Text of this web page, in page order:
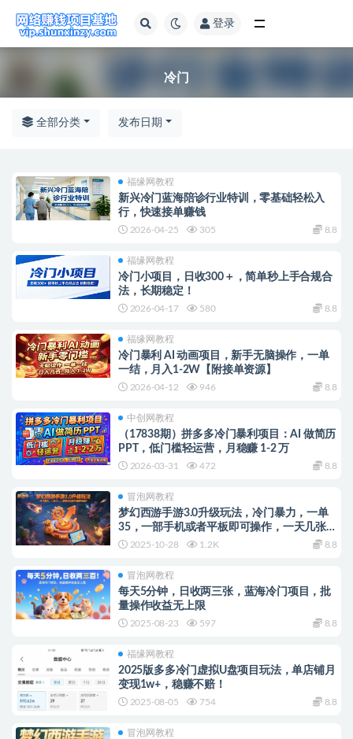
登录
冷门
全部分类 发布日期
福缘网教程
新兴冷门蓝海陪诊行业特训，零基础轻松入
行，快速接单赚钱
2026-04-25 305 8.8
福缘网教程
冷门小项目，日收300＋，简单秒上手合规合
法，长期稳定！
2026-04-17 580 8.8
福缘网教程
冷门暴利 AI 动画项目，新手无脑操作，一单
一结，月入1-2W【附接单资源】
2026-04-12 946 8.8
中创网教程
（17838期）拼多多冷门暴利项目：AI 做简历
PPT，低门槛轻运营，月稳赚 1-2 万
2026-03-31 472 8.8
冒泡网教程
梦幻西游手游3.0升级玩法，冷门暴力，一单
35，一部手机或者平板即可操作，一天几张轻
轻松松
2025-10-28 1.2K 8.8
冒泡网教程
每天5分钟，日收两三张，蓝海冷门项目，批
量操作收益无上限
2025-08-23 597 8.8
福缘网教程
2025版多多冷门虚拟U盘项目玩法，单店铺月
变现1w+，稳赚不赔！
2025-08-05 754 8.8
冒泡网教程